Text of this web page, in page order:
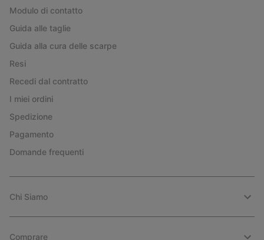
Modulo di contatto
Guida alle taglie
Guida alla cura delle scarpe
Resi
Recedi dal contratto
I miei ordini
Spedizione
Pagamento
Domande frequenti
Chi Siamo
Comprare